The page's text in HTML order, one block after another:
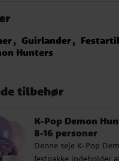
Guirlander
Hunters
tilbehør
K-Pop Demon
8-16 personer
Denne seje K-Pop
festpakke indeholder